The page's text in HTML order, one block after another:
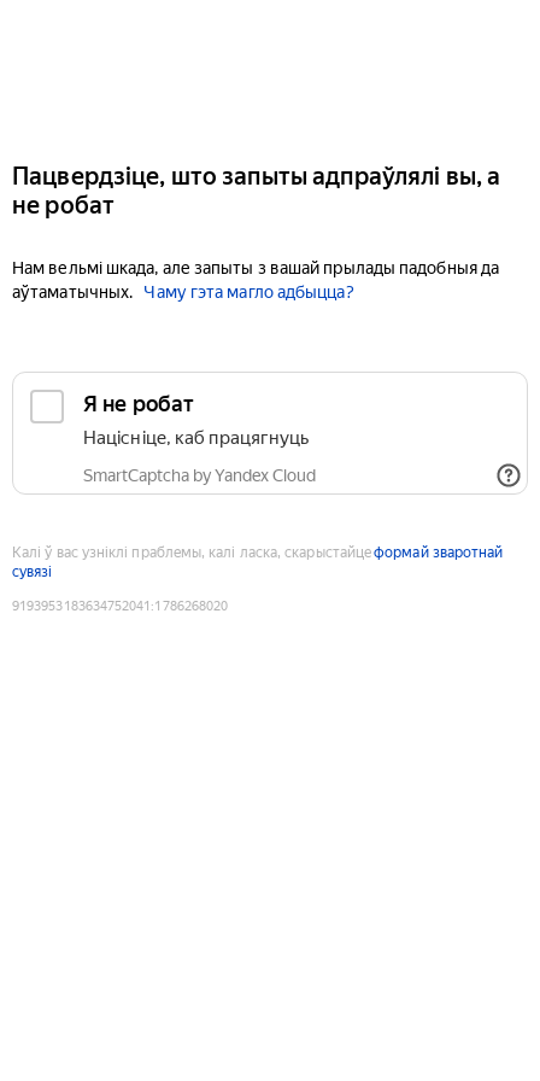
Пацвердзіце, што запыты адпраўлялі вы, а
не робат
Нам вельмі шкада, але запыты з вашай прылады падобныя да
аўтаматычных.
Чаму гэта магло адбыцца?
Я не робат
Націсніце, каб працягнуць
SmartCaptcha by Yandex Cloud
Калі ў вас узніклі праблемы, калі ласка, скарыстайцеформай зваротнай
сувязі
9193953183634752041 :1786268020